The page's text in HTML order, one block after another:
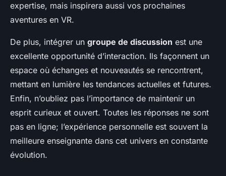
expertise, mais inspirera aussi vos prochaines
aventures en VR.
De plus, intégrer un groupe de discussion est une
excellente opportunité d’interaction. Ils façonnent un
espace où échanges et nouveautés se rencontrent,
mettant en lumière les tendances actuelles et futures.
Enfin, n’oubliez pas l’importance de maintenir un
esprit curieux et ouvert. Toutes les réponses ne sont
pas en ligne; l’expérience personnelle est souvent la
meilleure enseignante dans cet univers en constante
évolution.